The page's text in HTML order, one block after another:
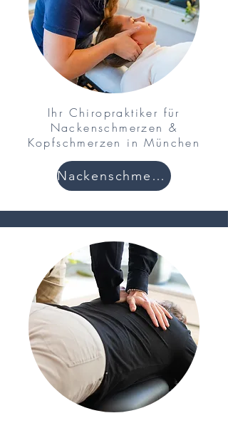
Ihr Chiropraktiker für
Nackenschmerzen &
Kopfschmerzen in München
Nackenschmerzen